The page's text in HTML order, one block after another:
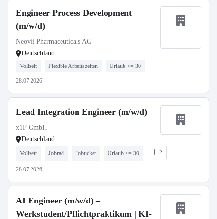
Engineer Process Development
(m/w/d)
Neovii Pharmaceuticals AG
Deutschland
Vollzeit Flexible Arbeitszeiten Urlaub >= 30
28.07.2026
Lead Integration Engineer (m/w/d)
x1F GmbH
Deutschland
Vollzeit Jobrad Jobticket Urlaub >= 30 2
28.07.2026
AI Engineer (m/w/d) –
Werkstudent/Pflichtpraktikum | KI-